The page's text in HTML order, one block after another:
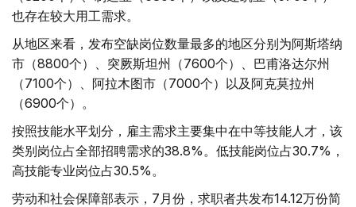
也存在较大用工需求。
从地区来看，发布空缺岗位数量最多的地区分别为阿斯塔纳
市（8800个）、突厥斯坦州（7600个）、巴甫洛达尔州
（7100个）、阿拉木图市（7000个）以及阿克莫拉州
（6900个）。
按照技能水平划分，雇主需求主要集中在中等技能人才，该
类别岗位占全部招聘需求的38.8%。低技能岗位占30.7%，
高技能专业岗位占30.5%。
劳动和社会保障部表示，7月份，求职者共发布14.12万份简